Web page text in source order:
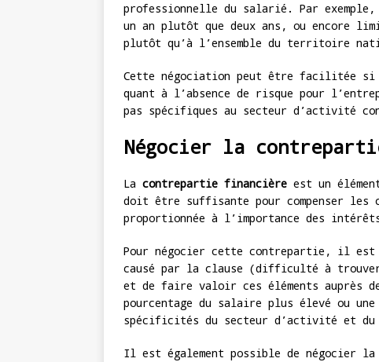
professionnelle du salarié. Par
un an plutôt que deux ans, ou encore
plutôt qu’à l’ensemble du territoire
Cette négociation peut être facilitée si
quant à l’absence de risque pour
pas spécifiques au secteur d’activité
Négocier la
La contrepartie financière est un
doit être suffisante pour compenser les
proportionnée à l’importance des
Pour négocier cette contrepartie, il
causé par la clause (difficulté à
et de faire valoir ces éléments auprès
pourcentage du salaire plus élevé ou
spécificités du secteur d’activité et du
Il est également possible de négocier